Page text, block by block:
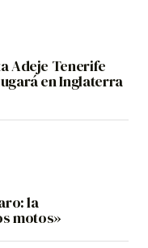
Adeje Tenerife
en Inglaterra
la
motos»